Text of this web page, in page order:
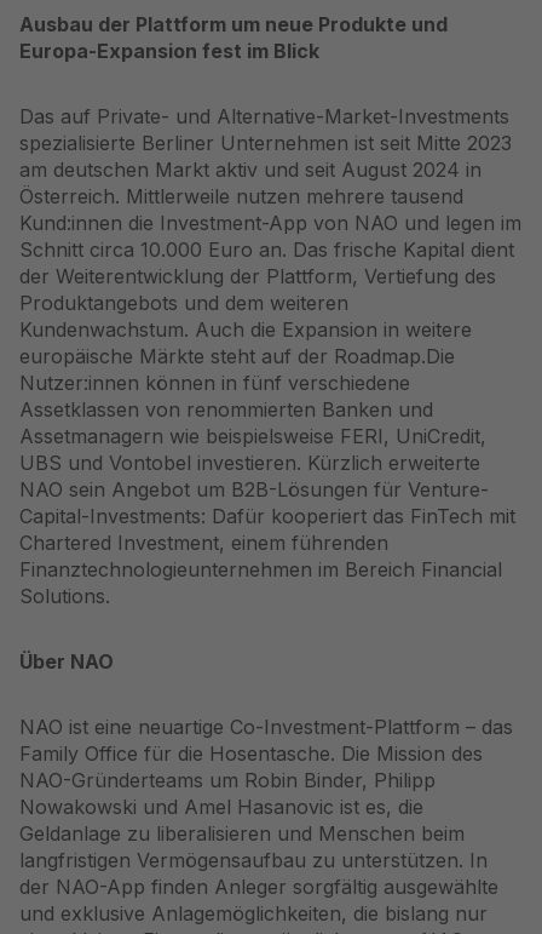
Ausbau der Plattform um neue Produkte und
Europa-Expansion fest im Blick
Das auf Private- und Alternative-Market-Investments
spezialisierte Berliner Unternehmen ist seit Mitte 2023
am deutschen Markt aktiv und seit August 2024 in
Österreich. Mittlerweile nutzen mehrere tausend
Kund:innen die Investment-App von NAO und legen im
Schnitt circa 10.000 Euro an. Das frische Kapital dient
der Weiterentwicklung der Plattform, Vertiefung des
Produktangebots und dem weiteren
Kundenwachstum. Auch die Expansion in weitere
europäische Märkte steht auf der Roadmap.Die
Nutzer:innen können in fünf verschiedene
Assetklassen von renommierten Banken und
Assetmanagern wie beispielsweise FERI, UniCredit,
UBS und Vontobel investieren. Kürzlich erweiterte
NAO sein Angebot um B2B-Lösungen für Venture-
Capital-Investments: Dafür kooperiert das FinTech mit
Chartered Investment, einem führenden
Finanztechnologieunternehmen im Bereich Financial
Solutions.
Über NAO
NAO ist eine neuartige Co-Investment-Plattform – das
Family Office für die Hosentasche. Die Mission des
NAO-Gründerteams um Robin Binder, Philipp
Nowakowski und Amel Hasanovic ist es, die
Geldanlage zu liberalisieren und Menschen beim
langfristigen Vermögensaufbau zu unterstützen. In
der NAO-App finden Anleger sorgfältig ausgewählte
und exklusive Anlagemöglichkeiten, die bislang nur